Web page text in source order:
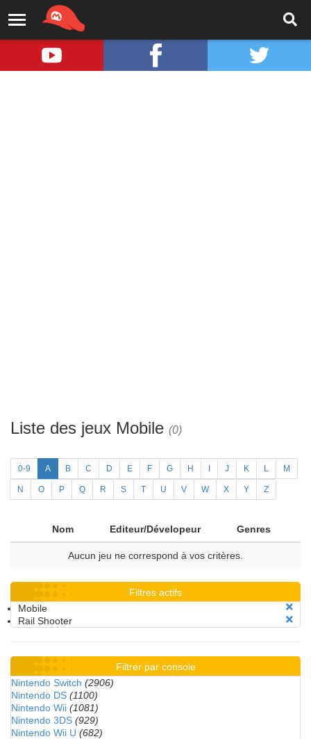
Liste des jeux Mobile (0)
0-9 A B C D E F G H J K L M
N O P Q R S T U V W X Y Z
Nom Editeur/Dévelopeur Genres
Aucun jeu ne correspond à vos critères.
Filtres actifs
Mobile
Rail Shooter
Filtrer par console
Nintendo Switch (2906)
Nintendo DS (1100)
Nintendo Wii (1081)
Nintendo 3DS (929)
Nintendo Wii U (682)